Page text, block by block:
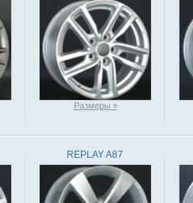
Размеры »
REPLAY A87